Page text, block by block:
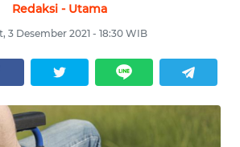
Redaksi - Utama
3 Desember 2021 - 18:30 WIB